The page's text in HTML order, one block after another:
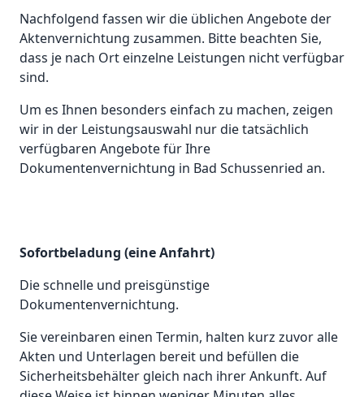
Nachfolgend fassen wir die üblichen Angebote der
Aktenvernichtung zusammen. Bitte beachten Sie,
dass je nach Ort einzelne Leistungen nicht verfügbar
sind.
Um es Ihnen besonders einfach zu machen, zeigen
wir in der Leistungsauswahl nur die tatsächlich
verfügbaren Angebote für Ihre
Dokumentenvernichtung in Bad Schussenried an.
Sofortbeladung (eine Anfahrt)
Die schnelle und preisgünstige
Dokumentenvernichtung.
Sie vereinbaren einen Termin, halten kurz zuvor alle
Akten und Unterlagen bereit und befüllen die
Sicherheitsbehälter gleich nach ihrer Ankunft. Auf